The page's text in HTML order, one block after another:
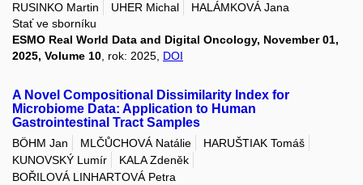
RUSINKO Martin UHER Michal
HALÁMKOVÁ Jana
Stať ve sborníku
ESMO Real World Data and Digital Oncology, November 01,
2025, Volume 10, rok: 2025, DOI
A Novel Compositional Dissimilarity Index for
Microbiome Data: Application to Human
Gastrointestinal Tract Samples
BÖHM Jan MLČŮCHOVÁ Natálie
HARUŠTIAK Tomáš
KUNOVSKÝ Lumír
KALA Zdeněk
BOŘILOVÁ LINHARTOVÁ Petra